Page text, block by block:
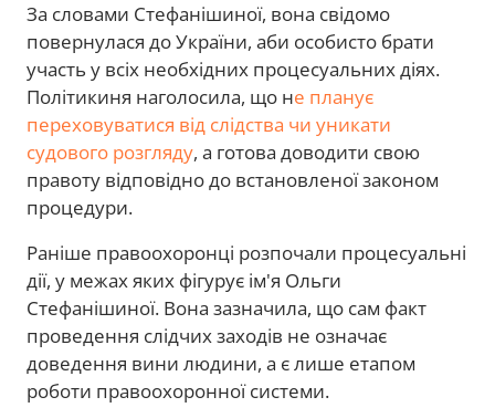
За словами Стефанішиної, вона свідомо
повернулася до України, аби особисто брати
участь у всіх необхідних процесуальних діях.
Політикиня наголосила, що не планує
переховуватися від слідства чи уникати
судового розгляду, а готова доводити свою
правоту відповідно до встановленої законом
процедури.
Раніше правоохоронці розпочали процесуальні
дії, у межах яких фігурує ім'я Ольги
Стефанішиної. Вона зазначила, що сам факт
проведення слідчих заходів не означає
доведення вини людини, а є лише етапом
роботи правоохоронної системи.